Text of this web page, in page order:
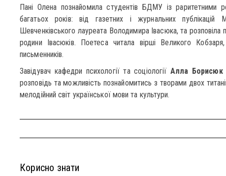
Пані Олена познайомила студентів БДМУ із раритетними
багатьох років: від газетних і журнальних
Шевченківського лауреата Володимира Івасюка, та розповіла
родини Івасюків. Поетеса читала вірші Великого
письменників.
Завідувач кафедри психології та соціології Алла Борисюк
розповідь та можливість познайомитись з творами двох
мелодійний світ української мови та культури.
Корисно знати